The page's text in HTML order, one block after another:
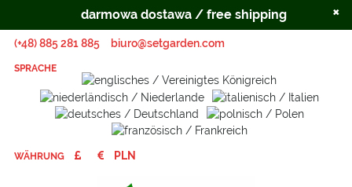
(+48) 885 281 885 biuro@setgarden.com
SPRACHE
WÄHRUNG
darmowa dostawa / free shipping ×